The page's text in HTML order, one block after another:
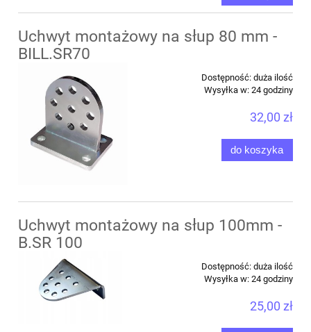
Uchwyt montażowy na słup 80 mm -
BILL.SR70
Dostępność: duża ilość
Wysyłka w: 24 godziny
32,00 zł
do koszyka
Uchwyt montażowy na słup 100mm -
B.SR 100
Dostępność: duża ilość
Wysyłka w: 24 godziny
25,00 zł